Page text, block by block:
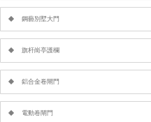
鋼藝別墅大門
旗杆崗亭護欄
鋁合金卷閘門
電動卷閘門